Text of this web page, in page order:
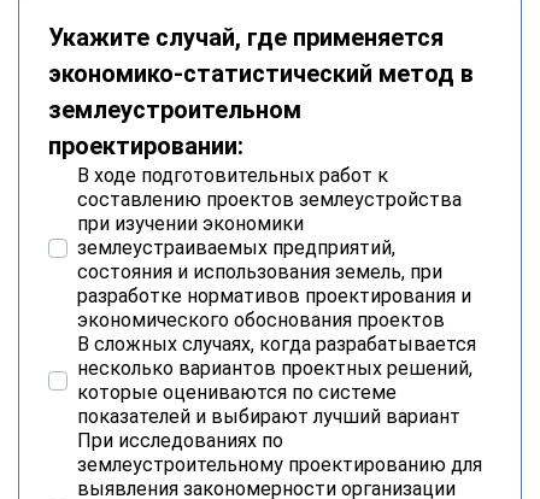
Укажите случай, где применяется
экономико-статистический метод в
землеустроительном
проектировании:
В ходе подготовительных работ к
составлению проектов землеустройства
при изучении экономики
землеустраиваемых предприятий,
состояния и использования земель, при
разработке нормативов проектирования и
экономического обоснования проектов
В сложных случаях, когда разрабатывается
несколько вариантов проектных решений,
которые оцениваются по системе
показателей и выбирают лучший вариант
При исследованиях по
землеустроительному проектированию для
выявления закономерности организации